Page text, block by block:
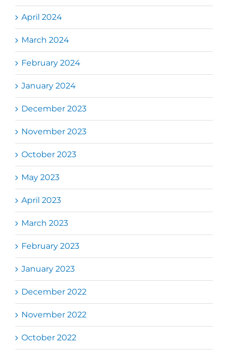
April 2024
March 2024
February 2024
January 2024
December 2023
November 2023
October 2023
May 2023
April 2023
March 2023
February 2023
January 2023
December 2022
November 2022
October 2022